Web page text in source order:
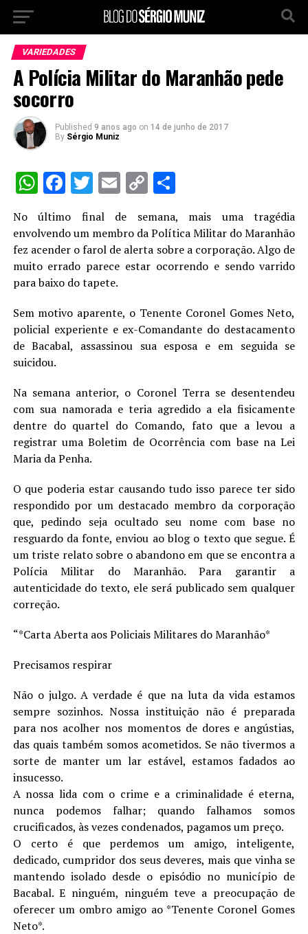
VARIEDADES
A Polícia Militar do Maranhão pede
socorro
Published 9 anos ago on 14 de junho de 2017
By Sérgio Muniz
WhatsApp
Facebook
Twitter
Email
CopyShare
No último final de semana, mais uma tragédia
envolvendo um membro da Política Militar do Maranhão
fez acender o farol de alerta sobre a corporação. Algo de
muito errado parece estar ocorrendo e sendo varrido
para baixo do tapete.
Sem motivo aparente, o Tenente Coronel Gomes Neto,
policial experiente e ex-Comandante do destacamento
de Bacabal, assassinou sua esposa e em seguida se
suicidou.
Na semana anterior, o Coronel Terra se desentendeu
com sua namorada e teria agredido a ela fisicamente
dentre do quartel do Comando, fato que a levou a
registrar uma Boletim de Ocorrência com base na Lei
Maria da Penha.
O que poderia estar causando tudo isso parece ter sido
respondido por um destacado membro da corporação
que, pedindo seja ocultado seu nome com base no
resguardo da fonte, enviou ao blog o texto que segue. É
um triste relato sobre o abandono em que se encontra a
Polícia Militar do Maranhão. Para garantir a
autenticidade do texto, ele será publicado sem qualquer
correção.
“*Carta Aberta aos Policiais Militares do Maranhão*
Precisamos respirar
Não o julgo. A verdade é que na luta da vida estamos
sempre sozinhos. Nossa instituição não é preparada
para nos acolher nos momentos de dores e angústias,
das quais também somos acometidos. Se não tivermos a
sorte de manter um lar estável, estamos fadados ao
insucesso.
A nossa lida com o crime e a criminalidade é eterna,
nunca podemos falhar; quando falhamos somos
crucificados, às vezes condenados, pagamos um preço.
O certo é que perdemos um amigo, inteligente,
dedicado, cumpridor dos seus deveres, mais que vinha se
mantendo isolado desde o episódio no município de
Bacabal. E ninguém, ninguém teve a preocupação de
oferecer um ombro amigo ao *Tenente Coronel Gomes
Neto*.